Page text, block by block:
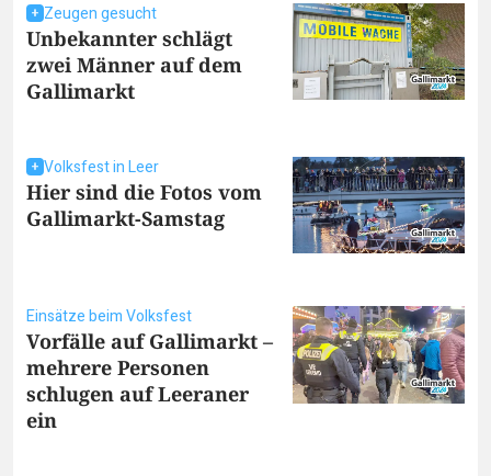
Zeugen gesucht
Unbekannter schlägt
zwei Männer auf dem
Gallimarkt
Volksfest in Leer
Hier sind die Fotos vom
Gallimarkt-Samstag
Einsätze beim Volksfest
Vorfälle auf Gallimarkt –
mehrere Personen
schlugen auf Leeraner
ein